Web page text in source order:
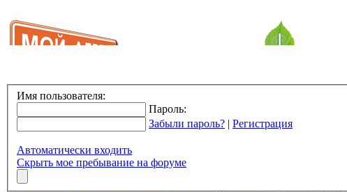
Имя пользователя:
Пароль:
Забыли пароль? | Регистрация
Автоматически входить
Скрыть мое пребывание на форуме